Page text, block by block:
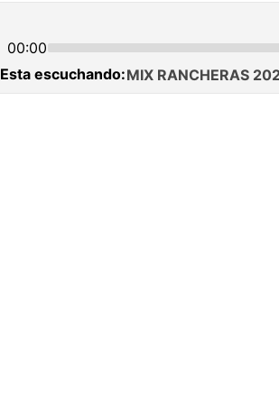
Esta escuchando:MIX RANCHERAS
00:00